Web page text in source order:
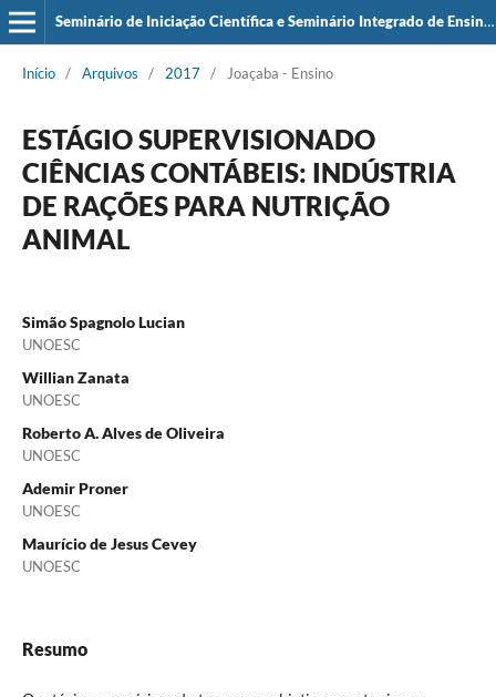
Seminário de Iniciação Científica e Seminário Integrado de Ensino, Pesquisa e Extensão (SIEPE)
Início / Arquivos / 2017 / Joaçaba - Ensino
ESTÁGIO SUPERVISIONADO
CIÊNCIAS CONTÁBEIS: INDÚSTRIA
DE RAÇÕES PARA NUTRIÇÃO
ANIMAL
Simão Spagnolo Lucian
UNOESC
Willian Zanata
UNOESC
Roberto A. Alves de Oliveira
UNOESC
Ademir Proner
UNOESC
Maurício de Jesus Cevey
UNOESC
Resumo